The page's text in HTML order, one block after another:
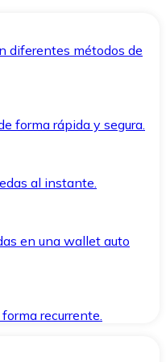
diferentes métodos de
forma rápida y segura.
al instante.
en una wallet auto
recurrente.